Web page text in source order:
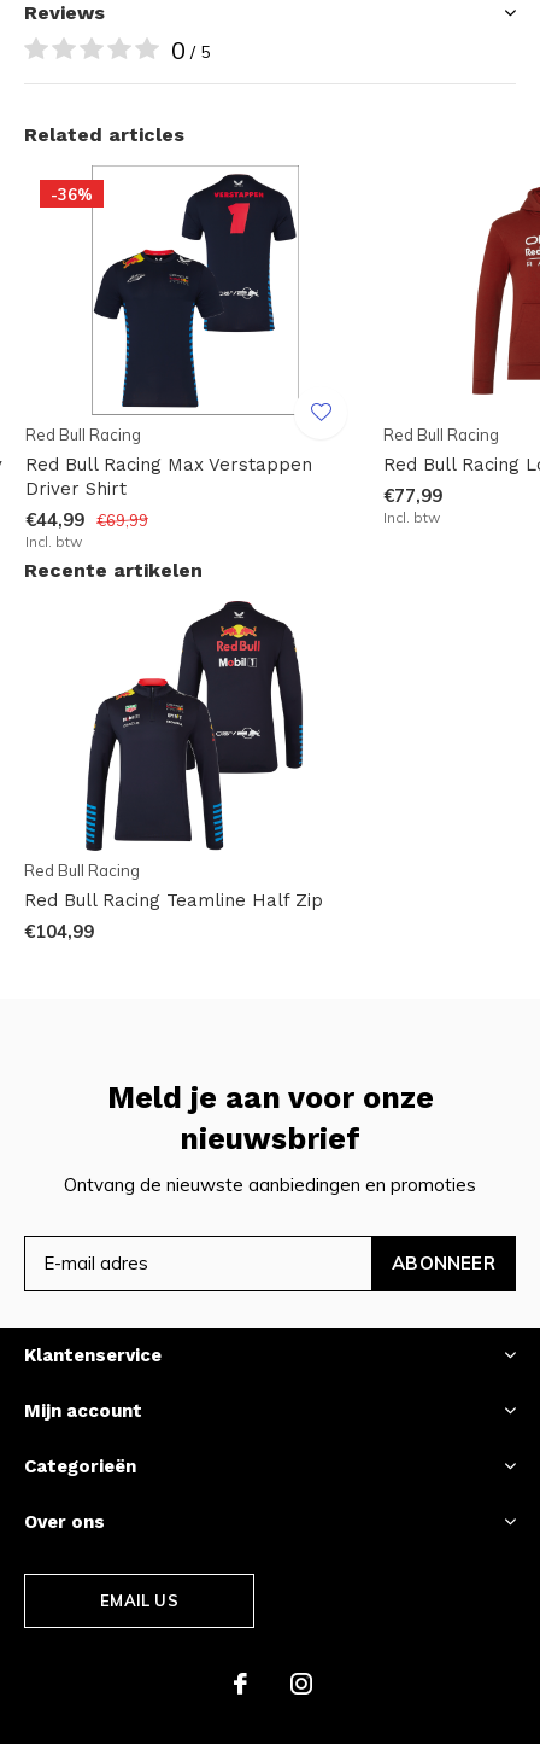
Reviews
0 / 5
Related articles
-36%
Red Bull Racing
Red Bull Racing Max Verstappen
Driver Shirt
€44,99 €69,99
Incl. btw
Red Bull Racing
Red Bull Racing
€77,99
Incl. btw
Recente artikelen
Red Bull Racing
Red Bull Racing Teamline Half Zip
€104,99
Meld je aan voor onze
nieuwsbrief
Ontvang de nieuwste aanbiedingen en promoties
ABONNEER
Klantenservice
Mijn account
Categorieën
Over ons
EMAIL US